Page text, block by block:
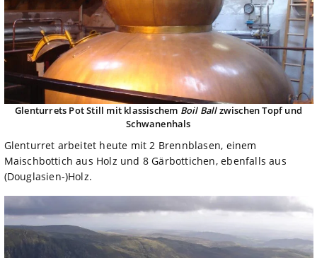
Glenturrets Pot Still mit klassischem Boil Ballzwischen Topf und
Schwanenhals
Glenturret arbeitet heute mit 2 Brennblasen, einem
Maischbottich aus Holz und 8 Gärbottichen, ebenfalls aus
(Douglasien-)Holz.